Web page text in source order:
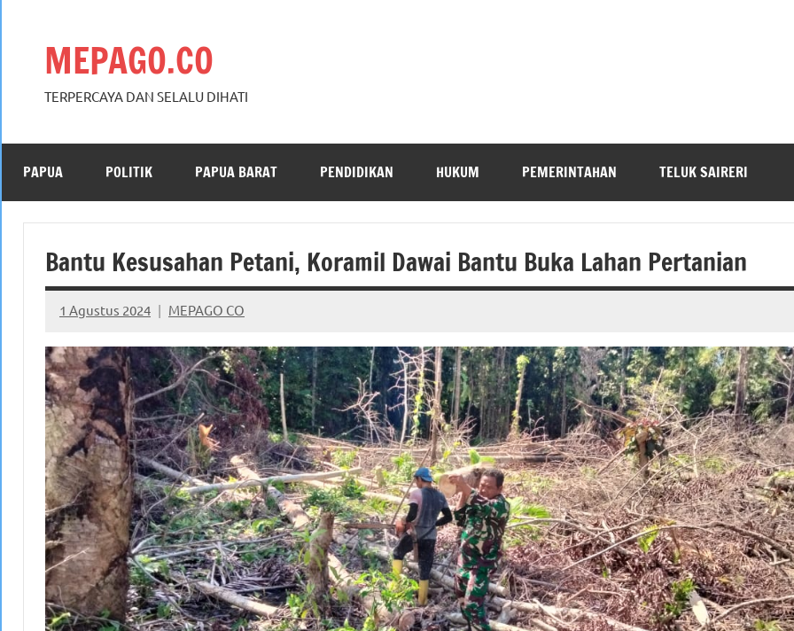
MEPAGO.CO
TERPERCAYA DAN SELALU DIHATI
PAPUA POLITIK PAPUA BARAT PENDIDIKAN HUKUM PEMERINTAHAN TELUK SAIRERI
Bantu Kesusahan Petani, Koramil Dawai Bantu Buka Lahan Pertanian
1 Agustus 2024 MEPAGO CO
No
comments